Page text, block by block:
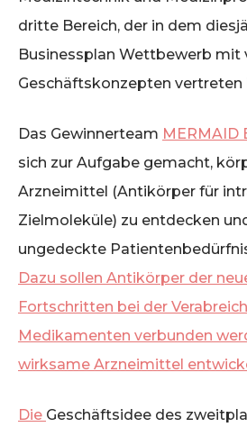
dritte Bereich, der in dem
Businessplan Wettbewerb mit
Geschäftskonzepten vertreten
Das Gewinnerteam MERMAID
sich zur Aufgabe gemacht,
Arzneimittel (Antikörper für
Zielmoleküle) zu entdecken
ungedeckte
Dazu sollen Antikörper der
Fortschritten bei der
Medikamenten verbunden
wirksame Arzneimittel
Die Geschäftsidee des